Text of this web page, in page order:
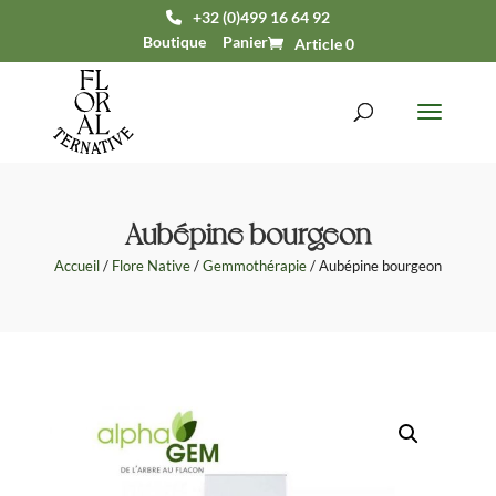
+32 (0)499 16 64 92
Boutique
Panier Article 0
Aubépine bourgeon
Accueil/ Flore Native/Gemmothérapie/ Aubépine bourgeon